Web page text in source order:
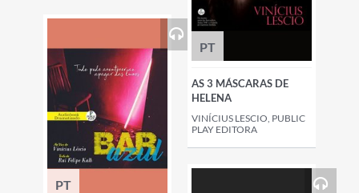
PT
PT
AS 3 MÁSCARAS DE
HELENA
VINÍCIUS LESCIO, PUBLIC
PLAY EDITORA